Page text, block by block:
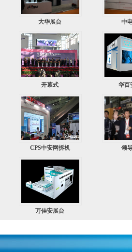
大华展台 中
开幕式 华百
CPS中安网拆机 领
万佳安展台